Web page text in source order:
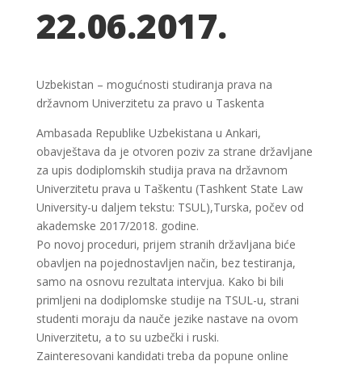
22.06.2017.
Uzbekistan – mogućnosti studiranja prava na
državnom Univerzitetu za pravo u Taskenta
Ambasada Republike Uzbekistana u Ankari,
obavještava da je otvoren poziv za strane državljane
za upis dodiplomskih studija prava na državnom
Univerzitetu prava u Taškentu (Tashkent State Law
University-u daljem tekstu: TSUL),Turska, počev od
akademske 2017/2018. godine.
Po novoj proceduri, prijem stranih državljana biće
obavljen na pojednostavljen način, bez testiranja,
samo na osnovu rezultata intervjua. Kako bi bili
primljeni na dodiplomske studije na TSUL-u, strani
studenti moraju da nauče jezike nastave na ovom
Univerzitetu, a to su uzbečki i ruski.
Zainteresovani kandidati treba da popune online